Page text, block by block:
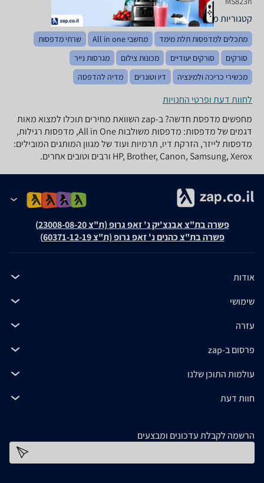
קטגוריות משלימות
מתכלים למדפסות תלת מימד מחשבי All in one
שרתי מדפסות
סורקים
סורקים יעודיים מכונות צילום
מגרסות נייר
מכשירי כריכה ולמינציה
דיו וטונרים מדיה להדפסה
לחוות דעת ופרטי החנויות
מחפשים מדפסת חדשה? ב-zap השוואת מחירים תוכלו למצוא מאות
דגמים של מדפסות: מדפסות משולבות All in One, מדפסות רגילות,
מדפסות לייזר, הזרקת דיו, תרמיות ועוד של מגוון המותגים המובילים:
HP, Brother, Canon, Samsung, Xerox ורבים וטובים אחרים.
פשרה בת"צ אבנצ'יק נ' זאפ גרופ (ת"צ 23008-08-20)
פשרה בת"צ כהנים נ' זאפ גרופ (ת"צ 60371-12-19)
אודות
שימושי
עזרה
פרסום ב-zap
עולמות התוכן שלנו
חוות דעת
הרשמה לקבלת עדכונים ומבצעים